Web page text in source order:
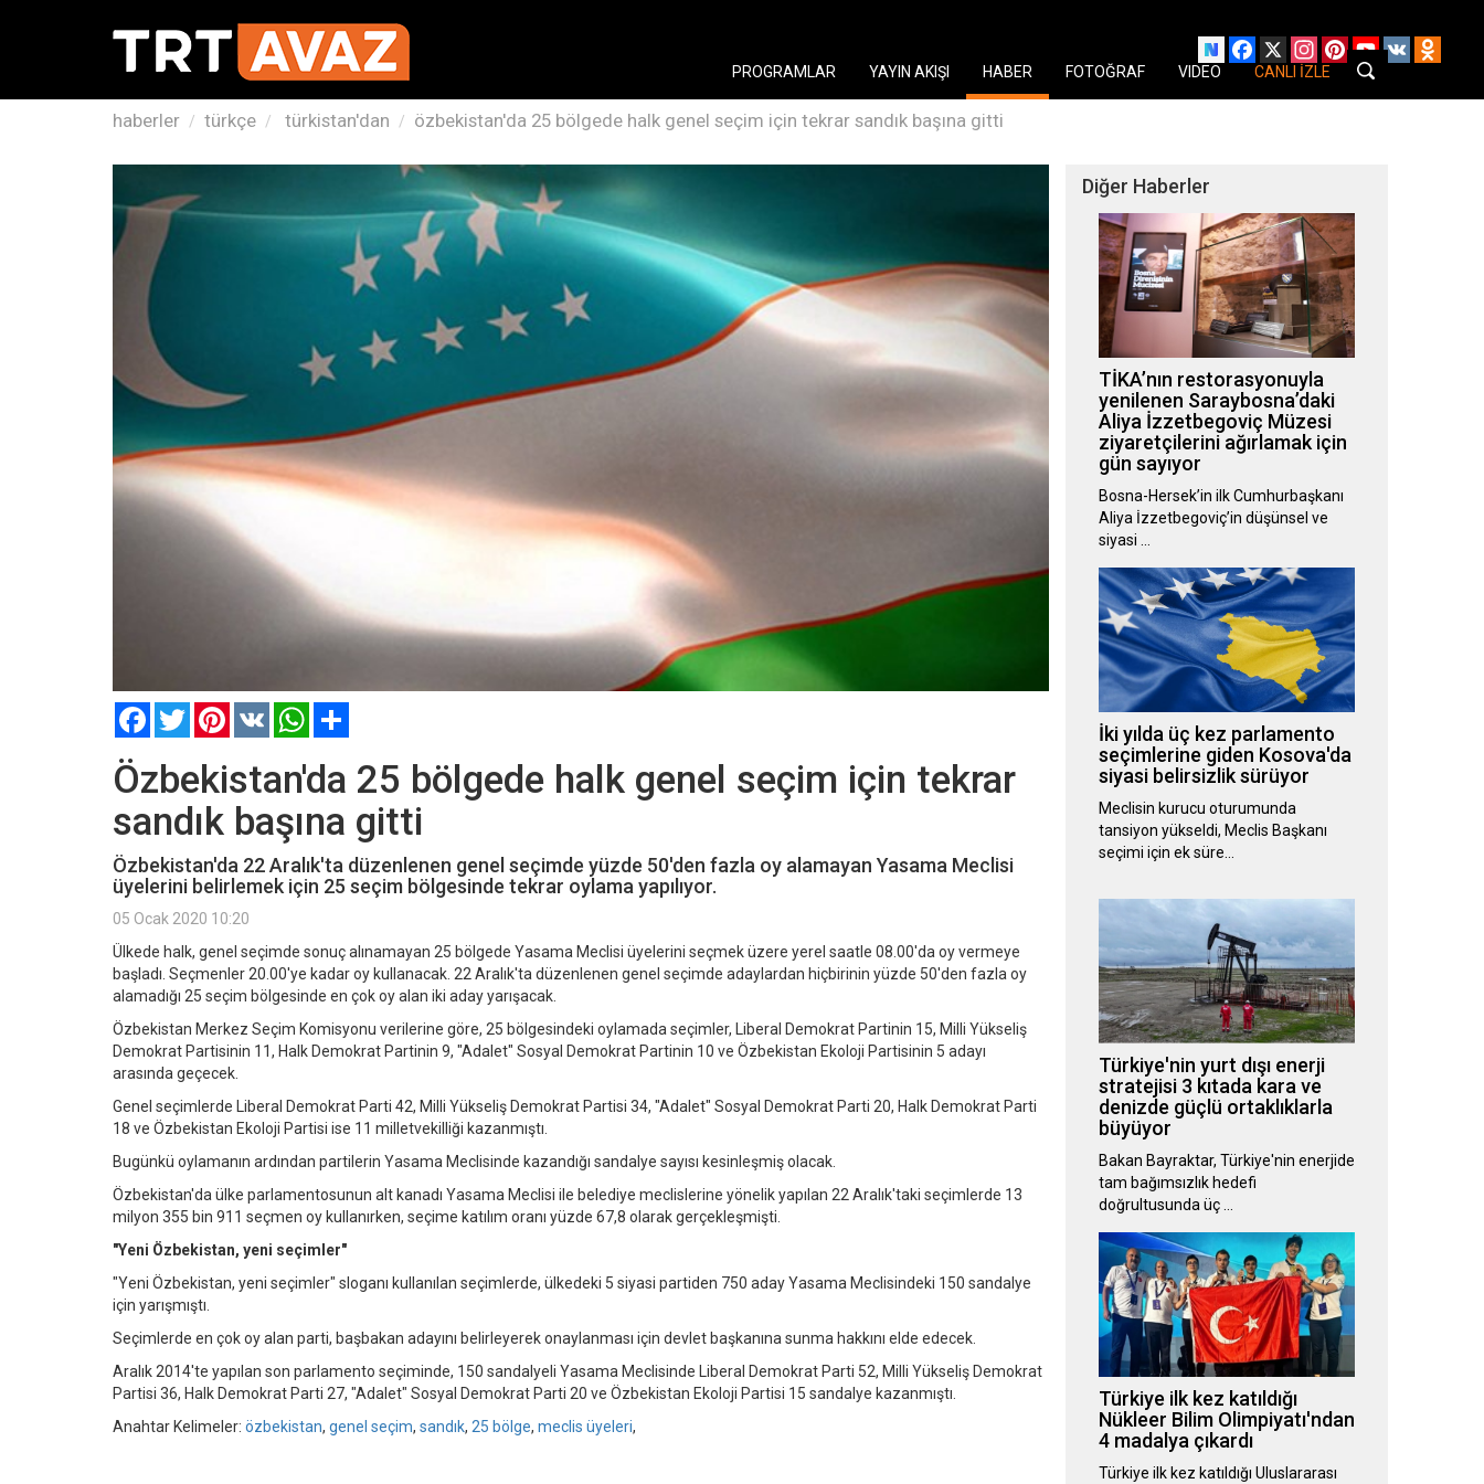
Facebook
X Instagram
PinterestYouTube
VK
PROGRAMLAR
YAYIN AKIŞI HABER FOTOĞRAF VIDEO CANLI İZLE
haberler türkçe türkistan'dan özbekistan'da 25 bölgede halk genel seçim için tekrar sandık başına gitti
FacebookTwitterPinterest
VK WhatsApp
Özbekistan'da 25 bölgede halk genel seçim için tekrar
sandık başına gitti
Özbekistan'da 22 Aralık'ta düzenlenen genel seçimde yüzde 50'den fazla oy alamayan Yasama Meclisi
üyelerini belirlemek için 25 seçim bölgesinde tekrar oylama yapılıyor.
05 Ocak 2020 10:20
Ülkede halk, genel seçimde sonuç alınamayan 25 bölgede Yasama Meclisi üyelerini seçmek üzere yerel saatle 08.00'da oy vermeye
başladı. Seçmenler 20.00'ye kadar oy kullanacak. 22 Aralık'ta düzenlenen genel seçimde adaylardan hiçbirinin yüzde 50'den fazla oy
alamadığı 25 seçim bölgesinde en çok oy alan iki aday yarışacak.
Özbekistan Merkez Seçim Komisyonu verilerine göre, 25 bölgesindeki oylamada seçimler, Liberal Demokrat Partinin 15, Milli Yükseliş
Demokrat Partisinin 11, Halk Demokrat Partinin 9, "Adalet" Sosyal Demokrat Partinin 10 ve Özbekistan Ekoloji Partisinin 5 adayı
arasında geçecek.
Genel seçimlerde Liberal Demokrat Parti 42, Milli Yükseliş Demokrat Partisi 34, "Adalet" Sosyal Demokrat Parti 20, Halk Demokrat Parti
18 ve Özbekistan Ekoloji Partisi ise 11 milletvekilliği kazanmıştı.
Bugünkü oylamanın ardından partilerin Yasama Meclisinde kazandığı sandalye sayısı kesinleşmiş olacak.
Özbekistan'da ülke parlamentosunun alt kanadı Yasama Meclisi ile belediye meclislerine yönelik yapılan 22 Aralık'taki seçimlerde 13
milyon 355 bin 911 seçmen oy kullanırken, seçime katılım oranı yüzde 67,8 olarak gerçekleşmişti.
"Yeni Özbekistan, yeni seçimler"
"Yeni Özbekistan, yeni seçimler" sloganı kullanılan seçimlerde, ülkedeki 5 siyasi partiden 750 aday Yasama Meclisindeki 150 sandalye
için yarışmıştı.
Seçimlerde en çok oy alan parti, başbakan adayını belirleyerek onaylanması için devlet başkanına sunma hakkını elde edecek.
Aralık 2014'te yapılan son parlamento seçiminde, 150 sandalyeli Yasama Meclisinde Liberal Demokrat Parti 52, Milli Yükseliş Demokrat
Partisi 36, Halk Demokrat Parti 27, "Adalet" Sosyal Demokrat Parti 20 ve Özbekistan Ekoloji Partisi 15 sandalye kazanmıştı.
Anahtar Kelimeler: özbekistan, genel seçim, sandık, 25 bölge, meclis üyeleri,
Diğer Haberler
TİKA’nın restorasyonuyla
yenilenen Saraybosna’daki
Aliya İzzetbegoviç Müzesi
ziyaretçilerini ağırlamak için
gün sayıyor
Bosna-Hersek’in ilk Cumhurbaşkanı
Aliya İzzetbegoviç’in düşünsel ve
siyasi …
İki yılda üç kez parlamento
seçimlerine giden Kosova'da
siyasi belirsizlik sürüyor
Meclisin kurucu oturumunda
tansiyon yükseldi, Meclis Başkanı
seçimi için ek süre…
Türkiye'nin yurt dışı enerji
stratejisi 3 kıtada kara ve
denizde güçlü ortaklıklarla
büyüyor
Bakan Bayraktar, Türkiye'nin enerjide
tam bağımsızlık hedefi
doğrultusunda üç …
Türkiye ilk kez katıldığı
Nükleer Bilim Olimpiyatı'ndan
4 madalya çıkardı
Türkiye ilk kez katıldığı Uluslararası